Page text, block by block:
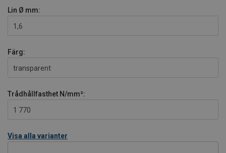
Lin Ø mm:
1,6
Färg:
transparent
Trådhållfasthet N/mm²:
1 770
Visa alla varianter